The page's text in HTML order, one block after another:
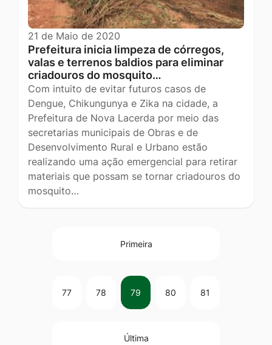
21 de Maio de 2020
Prefeitura inicia limpeza de córregos,
valas e terrenos baldios para eliminar
criadouros do mosquito…
Com intuito de evitar futuros casos de
Dengue, Chikungunya e Zika na cidade, a
Prefeitura de Nova Lacerda por meio das
secretarias municipais de Obras e de
Desenvolvimento Rural e Urbano estão
realizando uma ação emergencial para retirar
materiais que possam se tornar criadouros do
mosquito…
Primeira
77 78 79 80 81
Última